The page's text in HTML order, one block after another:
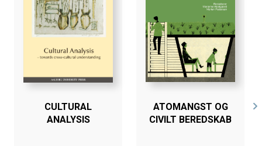
CULTURAL
ANALYSIS
ATOMANGST OG
CIVILT BEREDSKAB